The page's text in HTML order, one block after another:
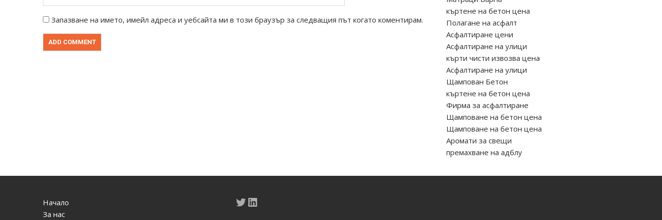
Запазване на името, имейл адреса и уебсайта ми в този браузър за следващия път когато коментирам.
къртене на бетон цена
Полагане на асфалт
Асфалтиране цени
Асфалтиране на улици
кърти чисти извозва цена
Асфалтиране на улици
Щампован Бетон
къртене на бетон цена
Фирма за асфалтиране
Щамповане на бетон цена
Щамповане на бетон цена
Аромати за свещи
премахване на адблу
Начало
За нас
Twitter
LinkedIn